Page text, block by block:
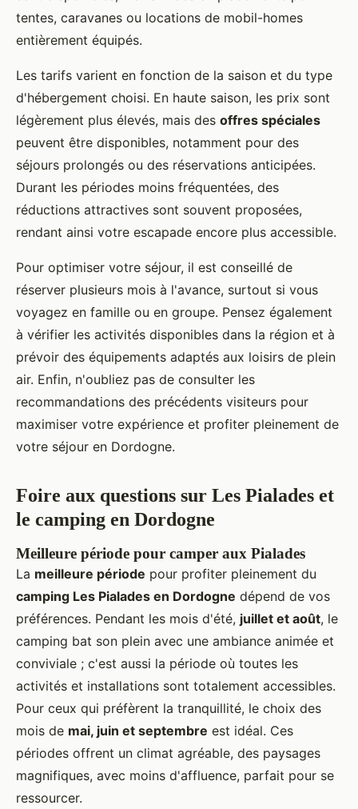
tentes, caravanes ou locations de mobil-homes
entièrement équipés.
Les tarifs varient en fonction de la saison et du type
d'hébergement choisi. En haute saison, les prix sont
légèrement plus élevés, mais des offres spéciales
peuvent être disponibles, notamment pour des
séjours prolongés ou des réservations anticipées.
Durant les périodes moins fréquentées, des
réductions attractives sont souvent proposées,
rendant ainsi votre escapade encore plus accessible.
Pour optimiser votre séjour, il est conseillé de
réserver plusieurs mois à l'avance, surtout si vous
voyagez en famille ou en groupe. Pensez également
à vérifier les activités disponibles dans la région et à
prévoir des équipements adaptés aux loisirs de plein
air. Enfin, n'oubliez pas de consulter les
recommandations des précédents visiteurs pour
maximiser votre expérience et profiter pleinement de
votre séjour en Dordogne.
Foire aux questions sur Les Pialades et
le camping en Dordogne
Meilleure période pour camper aux Pialades
La meilleure période pour profiter pleinement du
camping Les Pialades en Dordogne dépend de vos
préférences. Pendant les mois d'été, juillet et août, le
camping bat son plein avec une ambiance animée et
conviviale ; c'est aussi la période où toutes les
activités et installations sont totalement accessibles.
Pour ceux qui préfèrent la tranquillité, le choix des
mois de mai, juin et septembre est idéal. Ces
périodes offrent un climat agréable, des paysages
magnifiques, avec moins d'affluence, parfait pour se
ressourcer.